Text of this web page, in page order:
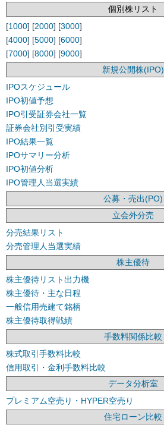
個別株リスト
[1000] [2000] [3000]
[4000] [5000] [6000]
[7000] [8000] [9000]
新規公開株(IPO)
IPOスケジュール
IPO初値予想
IPO引受証券会社一覧
証券会社別引受実績
IPO結果一覧
IPOサマリー分析
IPO初値分析
IPO管理人当選実績
公募・売出(PO)
立会外分売
分売結果リスト
分売管理人当選実績
株主優待
株主優待リスト出力機
株主優待・主な日程
一般信用売建て銘柄
株主優待取得戦績
手数料関係比較
株式取引手数料比較
信用取引・金利手数料比較
データ分析室
プレミアム空売り・HYPER空売り
住宅ローン比較